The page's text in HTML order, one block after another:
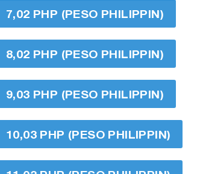
7,02 PHP (PESO PHILIPPIN)
8,02 PHP (PESO PHILIPPIN)
9,03 PHP (PESO PHILIPPIN)
10,03 PHP (PESO PHILIPPIN)